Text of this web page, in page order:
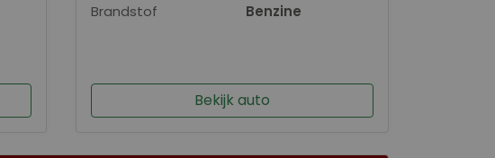
Brandstof
Benzine
Bekijk auto